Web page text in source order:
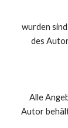
wurden
des
Alle
Autor